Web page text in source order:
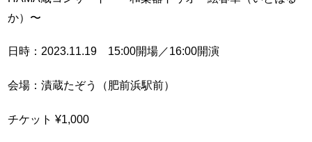
か）〜
日時：2023.11.19 15:00開場／16:00開演
会場：漬蔵たぞう（肥前浜駅前）
チケット ¥1,000